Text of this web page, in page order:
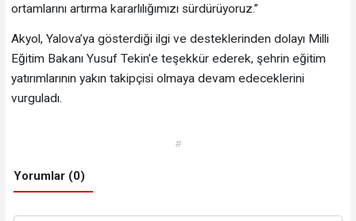
ortamlarını artırma kararlılığımızı sürdürüyoruz.”
Akyol, Yalova’ya gösterdiği ilgi ve desteklerinden dolayı Milli
Eğitim Bakanı Yusuf Tekin’e teşekkür ederek, şehrin eğitim
yatırımlarının yakın takipçisi olmaya devam edeceklerini
vurguladı.
#
Yorumlar (0)